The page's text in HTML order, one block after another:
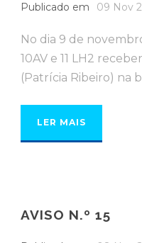
Publicado em 09 Nov
No dia 9 de
10AV e 11 LH2
(Patrícia Ribeiro) na
LER MAIS
AVISO N.º 15